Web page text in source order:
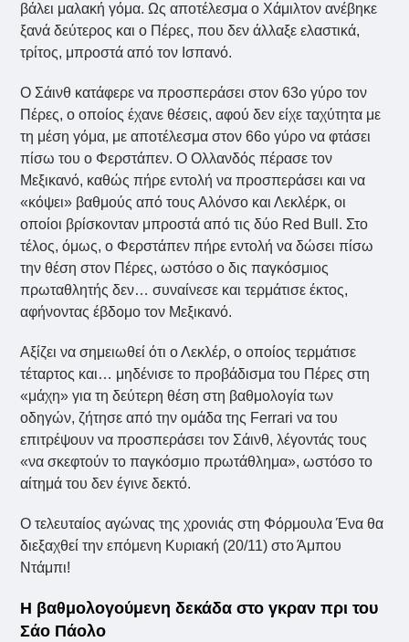
βάλει μαλακή γόμα. Ως αποτέλεσμα ο Χάμιλτον ανέβηκε
ξανά δεύτερος και ο Πέρες, που δεν άλλαξε ελαστικά,
τρίτος, μπροστά από τον Ισπανό.
Ο Σάινθ κατάφερε να προσπεράσει στον 63ο γύρο τον
Πέρες, ο οποίος έχανε θέσεις, αφού δεν είχε ταχύτητα με
τη μέση γόμα, με αποτέλεσμα στον 66ο γύρο να φτάσει
πίσω του ο Φερστάπεν. Ο Ολλανδός πέρασε τον
Μεξικανό, καθώς πήρε εντολή να προσπεράσει και να
«κόψει» βαθμούς από τους Αλόνσο και Λεκλέρκ, οι
οποίοι βρίσκονταν μπροστά από τις δύο Red Bull. Στο
τέλος, όμως, ο Φερστάπεν πήρε εντολή να δώσει πίσω
την θέση στον Πέρες, ωστόσο ο δις παγκόσμιος
πρωταθλητής δεν… συναίνεσε και τερμάτισε έκτος,
αφήνοντας έβδομο τον Μεξικανό.
Αξίζει να σημειωθεί ότι ο Λεκλέρ, ο οποίος τερμάτισε
τέταρτος και… μηδένισε το προβάδισμα του Πέρες στη
«μάχη» για τη δεύτερη θέση στη βαθμολογία των
οδηγών, ζήτησε από την ομάδα της Ferrari να του
επιτρέψουν να προσπεράσει τον Σάινθ, λέγοντάς τους
«να σκεφτούν το παγκόσμιο πρωτάθλημα», ωστόσο το
αίτημά του δεν έγινε δεκτό.
Ο τελευταίος αγώνας της χρονιάς στη Φόρμουλα Ένα θα
διεξαχθεί την επόμενη Κυριακή (20/11) στο Άμπου
Ντάμπι!
Η βαθμολογούμενη δεκάδα στο γκραν πρι του
Σάο Πάολο